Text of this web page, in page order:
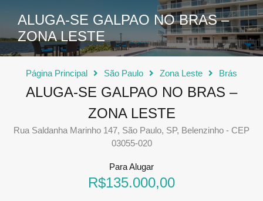
ALUGA-SE GALPAO NO BRAS –
ZONA LESTE
Página Principal São Paulo Zona Leste Brás
ALUGA-SE GALPAO NO BRAS –
ZONA LESTE
Rua Saldanha Marinho 147, São Paulo, SP, Belenzinho - CEP
03055-020
Para Alugar
R$135.000,00